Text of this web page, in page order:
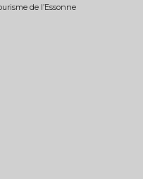
de l’Essonne